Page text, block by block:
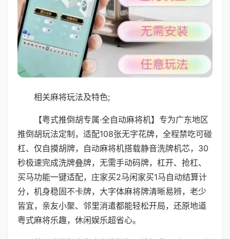
相关麻将玩法及特色;
【粤式推倒胡专属·全自动麻将机】专为广东地区
推倒胡玩法定制，适配108张无字花牌，全程禁吃可碰
杠、仅自摸胡牌，自动麻将机搭载静音洗牌机芯，30
秒极速完成洗牌叠牌，无需手动码牌，杠开、抢杠、
买马功能一键适配，庄家买2马闲家买1马自动结算计
分，机身稳固不卡牌，大字体麻将牌清晰易辨，老少
皆宜，亲友小聚、邻里消遣都能轻松开局，还原地道
粤式麻将乐趣，休闲娱乐超省心。